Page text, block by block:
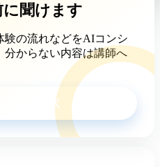
聞けます
験の流れなどをAIコンシ
分からない内容は講師へ
ジュに聞く